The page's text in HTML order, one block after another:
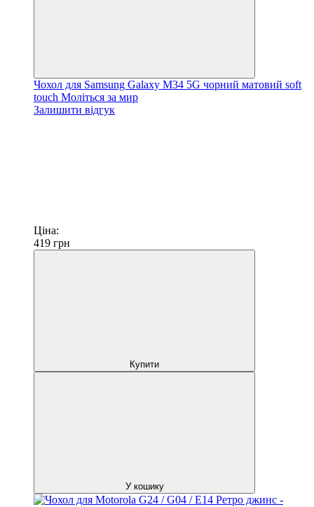
Чохол для Samsung Galaxy M34 5G чорний матовий soft
touch Моліться за мир
Залишити відгук
Ціна:
419 грн
Купити
У кошику